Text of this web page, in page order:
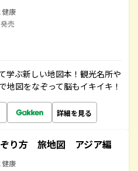
健康
売
学ぶ新しい地図本！観光名所や
地図をなぞって脳もイキイキ！
詳細を見る
ぞり方 旅地図 アジア編
健康